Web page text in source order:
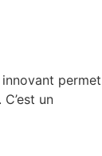
permet
un